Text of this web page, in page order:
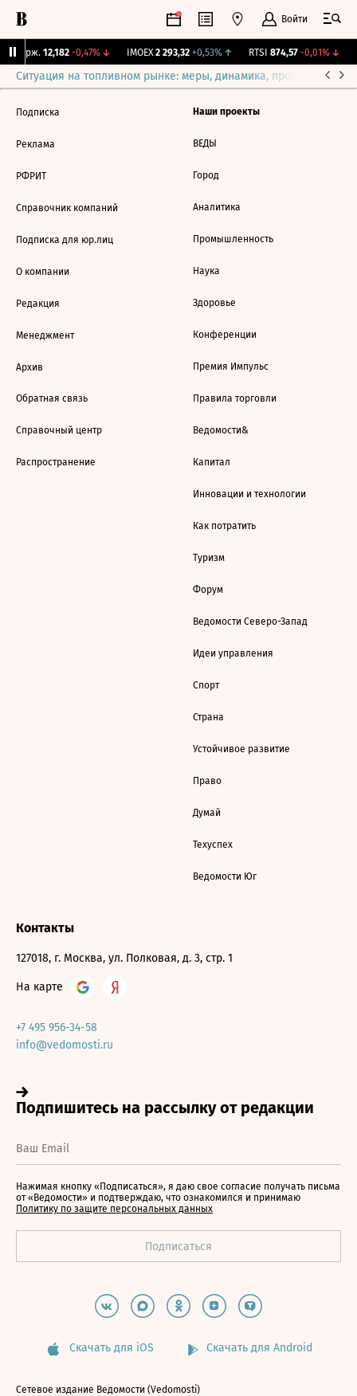
Войти
Бирж. 12,182 -0,47%↓ IMOEX 2 293,32 +0,53%↑ RTSI 874,57 -0,01%↓
Ситуация на топливном рынке: меры, динамика, прогнозы
Подписка
Реклама
РФРИТ
Справочник компаний
Подписка для юр.лиц
О компании
Редакция
Менеджмент
Архив
Обратная связь
Справочный центр
Распространение
Наши проекты
ВЕДЫ
Город
Аналитика
Промышленность
Наука
Здоровье
Конференции
Премия Импульс
Правила торговли
Ведомости&
Капитал
Инновации и технологии
Как потратить
Туризм
Форум
Ведомости Северо-Запад
Идеи управления
Спорт
Страна
Устойчивое развитие
Право
Думай
Техуспех
Ведомости Юг
Контакты
127018, г. Москва, ул. Полковая, д. 3, стр. 1
На карте
+7 495 956-34-58
info@vedomosti.ru
Нажимая кнопку «Подписаться», я даю свое согласие получать письма
от «Ведомости» и подтверждаю, что ознакомился и принимаю
Политику по защите персональных данных
Скачать для iOS Скачать для Android
Сетевое издание Ведомости (Vedomosti)